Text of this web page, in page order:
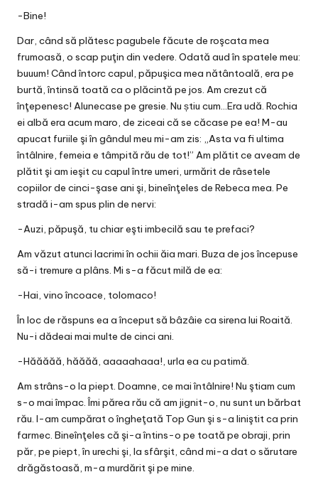
-Bine!
Dar, când să plătesc pagubele făcute de roşcata mea
frumoasă, o scap puţin din vedere. Odată aud în spatele meu:
buuum! Când întorc capul, păpuşica mea nătântoală, era pe
burtă, întinsă toată ca o plăcintă pe jos. Am crezut că
înţepenesc! Alunecase pe gresie. Nu știu cum…Era udă. Rochia
ei albă era acum maro, de ziceai că se căcase pe ea! M-au
apucat furiile şi în gândul meu mi-am zis: „Asta va fi ultima
întâlnire, femeia e tâmpită rău de tot!” Am plătit ce aveam de
plătit şi am ieşit cu capul între umeri, urmărit de râsetele
copiilor de cinci-şase ani şi, bineînţeles de Rebeca mea. Pe
stradă i-am spus plin de nervi:
-Auzi, păpuşă, tu chiar eşti imbecilă sau te prefaci?
Am văzut atunci lacrimi în ochii ăia mari. Buza de jos începuse
să-i tremure a plâns. Mi s-a făcut milă de ea:
-Hai, vino încoace, tolomaco!
În loc de răspuns ea a început să bâzâie ca sirena lui Roaită.
Nu-i dădeai mai multe de cinci ani.
-Hăăăăă, hăăăă, aaaaahaaa!, urla ea cu patimă.
Am strâns-o la piept. Doamne, ce mai întâlnire! Nu ştiam cum
s-o mai împac. Îmi părea rău că am jignit-o, nu sunt un bărbat
rău. I-am cumpărat o îngheţată Top Gun şi s-a liniştit ca prin
farmec. Bineînţeles că şi-a întins-o pe toată pe obraji, prin
păr, pe piept, în urechi şi, la sfârşit, când mi-a dat o sărutare
drăgăstoasă, m-a murdărit şi pe mine.